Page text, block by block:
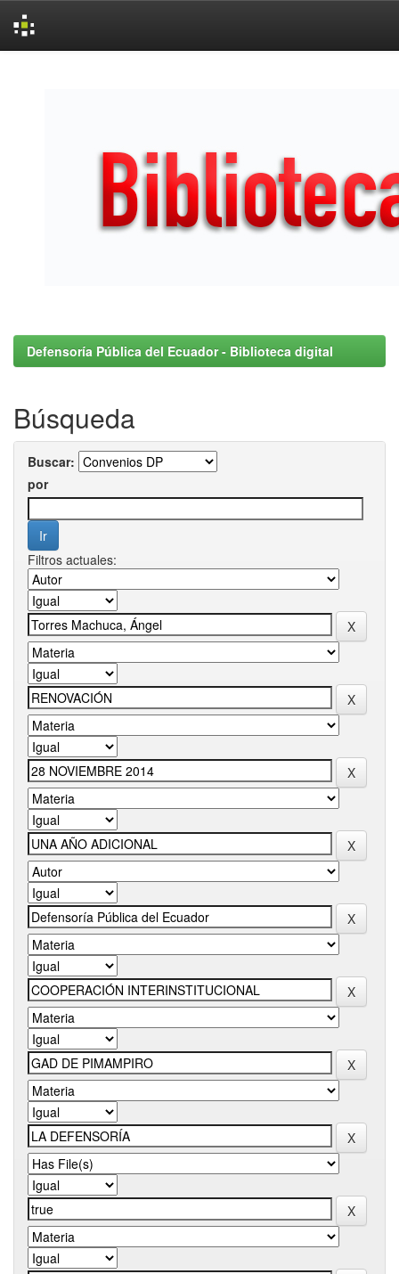
Defensoría Pública del Ecuador - Biblioteca digital
Búsqueda
Buscar:
por
Filtros actuales: